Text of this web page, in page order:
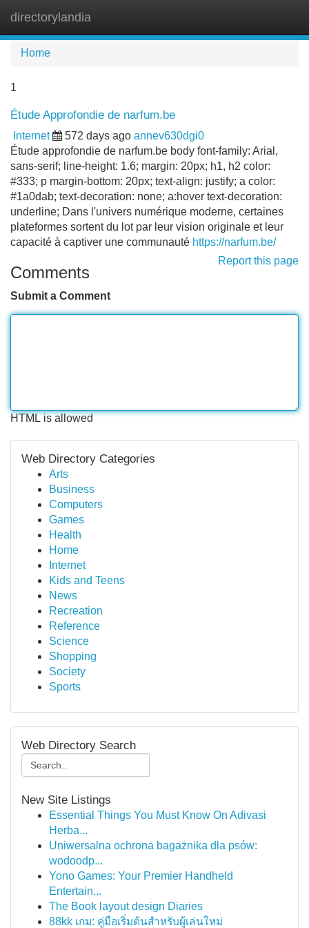
directorylandia
Home
1
Étude Approfondie de narfum.be
Internet 572 days ago annev630dgi0
Étude approfondie de narfum.be body font-family: Arial,
sans-serif; line-height: 1.6; margin: 20px; h1, h2 color:
#333; p margin-bottom: 20px; text-align: justify; a color:
#1a0dab; text-decoration: none; a:hover text-decoration:
underline; Dans l'univers numérique moderne, certaines
plateformes sortent du lot par leur vision originale et leur
capacité à captiver une communauté https://narfum.be/
Report this page
Comments
Submit a Comment
HTML is allowed
Web Directory Categories
Arts
Business
Computers
Games
Health
Home
Internet
Kids and Teens
News
Recreation
Reference
Science
Shopping
Society
Sports
Web Directory Search
New Site Listings
Essential Things You Must Know On Adivasi
Herba...
Uniwersalna ochrona bagażnika dla psów:
wodoodp...
Yono Games: Your Premier Handheld
Entertain...
The Book layout design Diaries
88kk เกม: คู่มือเริ่มต้นสำหรับผู้เล่นใหม่